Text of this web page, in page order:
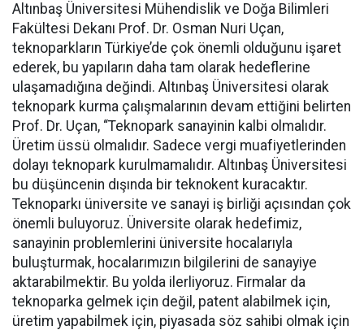
Altınbaş Üniversitesi Mühendislik ve Doğa Bilimleri
Fakültesi Dekanı Prof. Dr. Osman Nuri Uçan,
teknoparkların Türkiye’de çok önemli olduğunu işaret
ederek, bu yapıların daha tam olarak hedeflerine
ulaşamadığına değindi. Altınbaş Üniversitesi olarak
teknopark kurma çalışmalarının devam ettiğini belirten
Prof. Dr. Uçan, “Teknopark sanayinin kalbi olmalıdır.
Üretim üssü olmalıdır. Sadece vergi muafiyetlerinden
dolayı teknopark kurulmamalıdır. Altınbaş Üniversitesi
bu düşüncenin dışında bir teknokent kuracaktır.
Teknoparkı üniversite ve sanayi iş birliği açısından çok
önemli buluyoruz. Üniversite olarak hedefimiz,
sanayinin problemlerini üniversite hocalarıyla
buluşturmak, hocalarımızın bilgilerini de sanayiye
aktarabilmektir. Bu yolda ilerliyoruz. Firmalar da
teknoparka gelmek için değil, patent alabilmek için,
üretim yapabilmek için, piyasada söz sahibi olmak için